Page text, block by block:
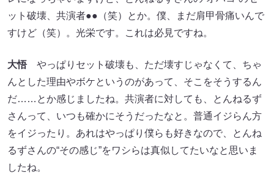
ット破壊、共演者●●（笑）とか。僕、まだ肩甲骨痛いんで
すけど（笑）。光栄です。これは必見ですね。
大悟やっぱりセット破壊も、ただ壊すじゃなくて、ちゃ
んとした理由やボケというのがあって、そこをそうするん
だ……とか感じましたね。共演者に対しても、とんねるず
さんって、いつも確かにそうだったなと。普通イジらん方
をイジったり。あれはやっぱり僕らも好きなので、とんね
るずさんの“その感じ”をワシらは真似してたいなと思いま
したね。